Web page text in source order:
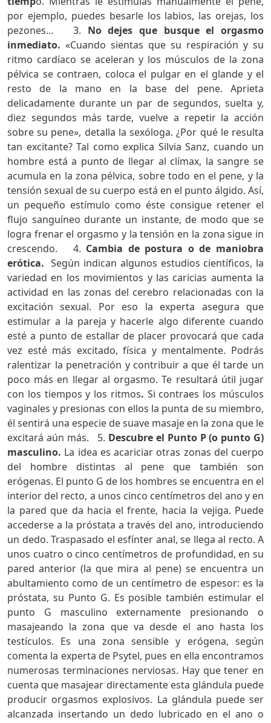
por ejemplo, puedes besarle los labios, las orejas, los
pezones… 3. No dejes que busque el orgasmo
inmediato. «Cuando sientas que su respiración y su
ritmo cardíaco se aceleran y los músculos de la zona
pélvica se contraen, coloca el pulgar en el glande y el
resto de la mano en la base del pene. Aprieta
delicadamente durante un par de segundos, suelta y,
diez segundos más tarde, vuelve a repetir la acción
sobre su pene», detalla la sexóloga. ¿Por qué le resulta
tan excitante? Tal como explica Silvia Sanz, cuando un
hombre está a punto de llegar al clímax, la sangre se
acumula en la zona pélvica, sobre todo en el pene, y la
tensión sexual de su cuerpo está en el punto álgido. Así,
un pequeño estímulo como éste consigue retener el
flujo sanguíneo durante un instante, de modo que se
logra frenar el orgasmo y la tensión en la zona sigue in
crescendo. 4. Cambia de postura o de maniobra
erótica. Según indican algunos estudios científicos, la
variedad en los movimientos y las caricias aumenta la
actividad en las zonas del cerebro relacionadas con la
excitación sexual. Por eso la experta asegura que
estimular a la pareja y hacerle algo diferente cuando
esté a punto de estallar de placer provocará que cada
vez esté más excitado, física y mentalmente. Podrás
ralentizar la penetración y contribuir a que él tarde un
poco más en llegar al orgasmo. Te resultará útil jugar
con los tiempos y los ritmos. Si contraes los músculos
vaginales y presionas con ellos la punta de su miembro,
él sentirá una especie de suave masaje en la zona que le
excitará aún más. 5. Descubre el Punto P (o punto G)
masculino. La idea es acariciar otras zonas del cuerpo
del hombre distintas al pene que también son
erógenas. El punto G de los hombres se encuentra en el
interior del recto, a unos cinco centímetros del ano y en
la pared que da hacia el frente, hacia la vejiga. Puede
accederse a la próstata a través del ano, introduciendo
un dedo. Traspasado el esfínter anal, se llega al recto. A
unos cuatro o cinco centímetros de profundidad, en su
pared anterior (la que mira al pene) se encuentra un
abultamiento como de un centímetro de espesor: es la
próstata, su Punto G. Es posible también estimular el
punto G masculino externamente presionando o
masajeando la zona que va desde el ano hasta los
testículos. Es una zona sensible y erógena, según
comenta la experta de Psytel, pues en ella encontramos
numerosas terminaciones nerviosas. Hay que tener en
cuenta que masajear directamente esta glándula puede
producir orgasmos explosivos. La glándula puede ser
alcanzada insertando un dedo lubricado en el ano o